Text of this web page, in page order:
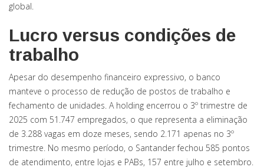
global.
Lucro versus condições de
trabalho
Apesar do desempenho financeiro expressivo, o banco
manteve o processo de redução de postos de trabalho e
fechamento de unidades. A holding encerrou o 3º trimestre de
2025 com 51.747 empregados, o que representa a eliminação
de 3.288 vagas em doze meses, sendo 2.171 apenas no 3º
trimestre. No mesmo período, o Santander fechou 585 pontos
de atendimento, entre lojas e PABs, 157 entre julho e setembro.